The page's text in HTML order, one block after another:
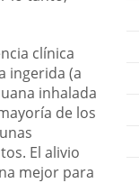
clínica
ingerida (a
inhalada
de los
El alivio
mejor para